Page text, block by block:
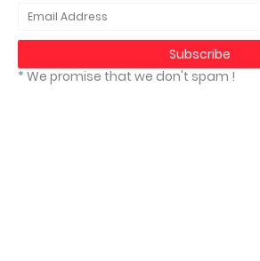
* We promise that we don't spam !